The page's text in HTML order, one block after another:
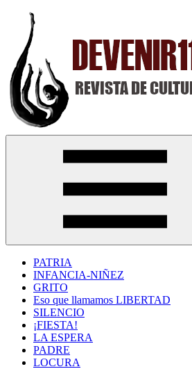
Saltar
contenido
PATRIA
INFANCIA-NIÑEZ
GRITO
Eso que llamamos LIBERTAD
SILENCIO
¡FIESTA!
LA ESPERA
PADRE
LOCURA